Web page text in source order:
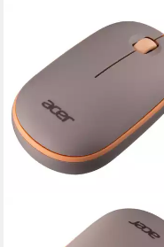
2,4G Maus AMR 100 peach